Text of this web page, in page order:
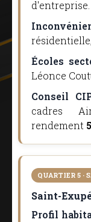
d'entreprise.
Écoles
Léonce
Conseil
cadres
rendement
QUARTIER 5 ·
Saint-
Profil